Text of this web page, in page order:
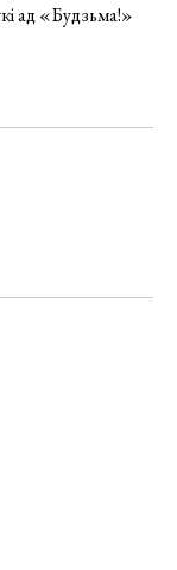
ад «Будзьма!»